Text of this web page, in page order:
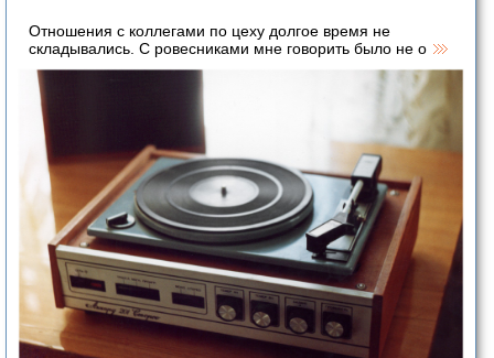
Отношения с коллегами по цеху долгое время не
складывались. С ровесниками мне говорить было не о